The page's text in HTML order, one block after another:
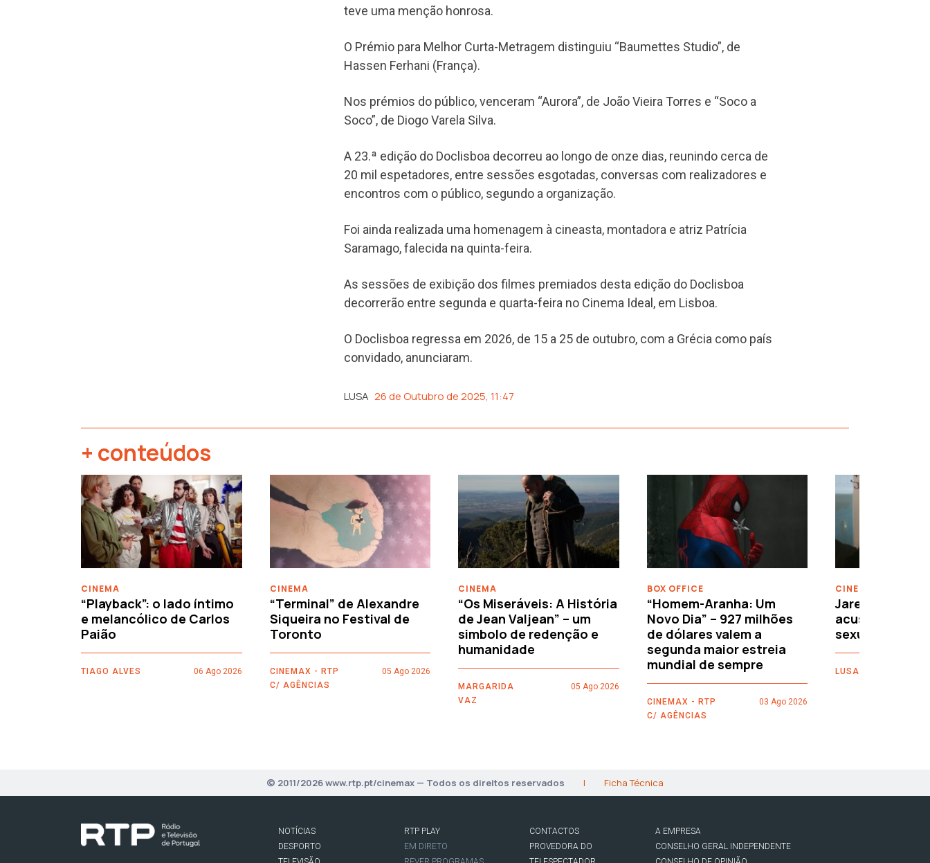
teve uma menção honrosa.
O Prémio para Melhor Curta-Metragem distinguiu “Baumettes Studio”, de
Hassen Ferhani (França).
Nos prémios do público, venceram “Aurora”, de João Vieira Torres e “Soco a
Soco”, de Diogo Varela Silva.
A 23.ª edição do Doclisboa decorreu ao longo de onze dias, reunindo cerca de
20 mil espetadores, entre sessões esgotadas, conversas com realizadores e
encontros com o público, segundo a organização.
Foi ainda realizada uma homenagem à cineasta, montadora e atriz Patrícia
Saramago, falecida na quinta-feira.
As sessões de exibição dos filmes premiados desta edição do Doclisboa
decorrerão entre segunda e quarta-feira no Cinema Ideal, em Lisboa.
O Doclisboa regressa em 2026, de 15 a 25 de outubro, com a Grécia como país
convidado, anunciaram.
LUSA 26 de Outubro de 2025, 11:47
+ conteúdos
CINEMA
“Playback”: o lado íntimo
e melancólico de Carlos
Paião
TIAGO ALVES 06 Ago 2026
CINEMA
“Terminal” de Alexandre
Siqueira no Festival de
Toronto
CINEMAX - RTP
C/ AGÊNCIAS
05 Ago 2026
CINEMA
“Os Miseráveis: A História
de Jean Valjean” – um
simbolo de redenção e
humanidade
MARGARIDA
VAZ
05 Ago 2026
BOX OFFICE
“Homem-Aranha: Um
Novo Dia” – 927 milhões
de dólares valem a
segunda maior estreia
mundial de sempre
CINEMAX - RTP
C/ AGÊNCIAS
03 Ago 2026
CINEMA
Jared Leto
acusações de
sexuais
LUSA
‹
© 2011/2026 www.rtp.pt/cinemax — Todos os direitos reservados | Ficha Técnica
NOTÍCIAS
DESPORTO
RTP PLAY
EM DIRETO
CONTACTOS
PROVEDORA DO
A EMPRESA
CONSELHO GERAL INDEPENDENTE